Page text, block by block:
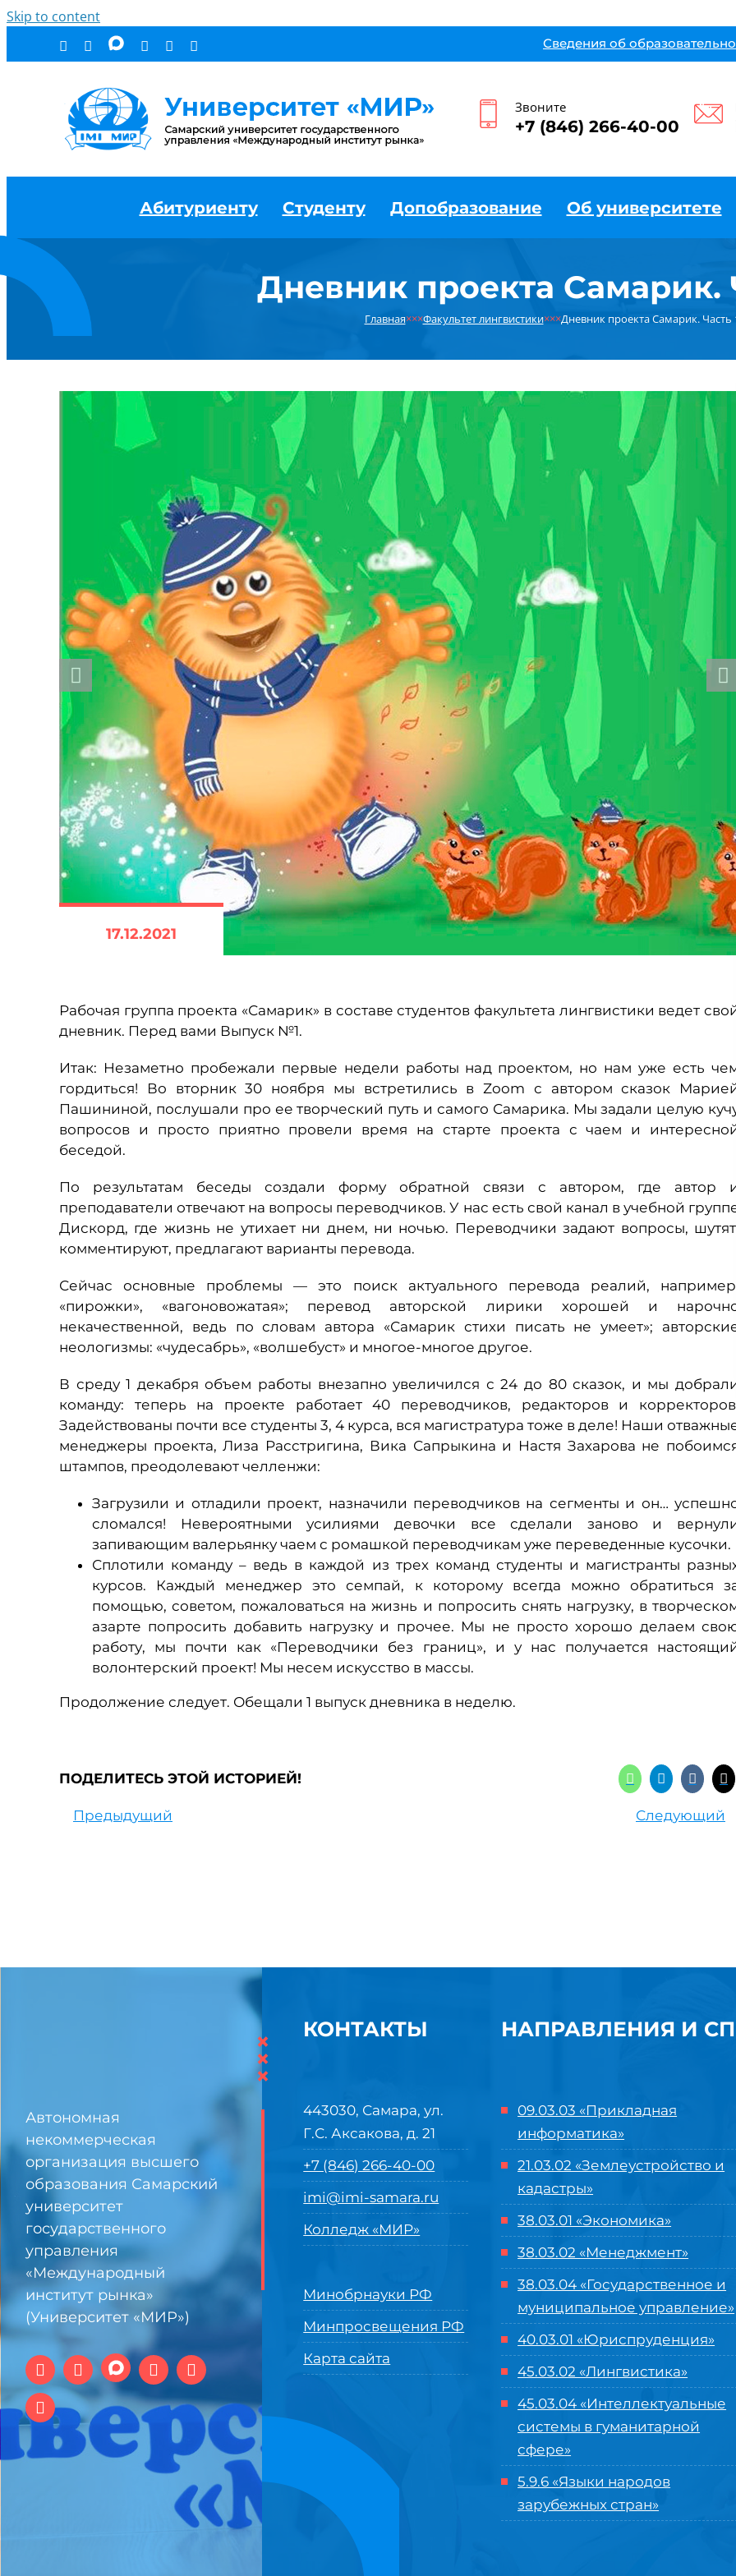
Skip to content
Сведения об
Звоните
+7 (846) 266-40-00
Абитуриенту Студенту Допобразование Об университете
Дневник проекта Самарик.
Главная×××Факультет лингвистики×××Дневник проекта Самарик. Часть
17.12.2021
Рабочая группа проекта «Самарик» в составе студентов факультета лингвистики ведет
дневник. Перед вами Выпуск №1.
Итак: Незаметно пробежали первые недели работы над проектом, но нам уже есть
гордиться! Во вторник 30 ноября мы встретились в Zoom с автором сказок
Пашининой, послушали про ее творческий путь и самого Самарика. Мы задали целую
вопросов и просто приятно провели время на старте проекта с чаем и
беседой.
По результатам беседы создали форму обратной связи с автором, где автор
преподаватели отвечают на вопросы переводчиков. У нас есть свой канал в учебной
Дискорд, где жизнь не утихает ни днем, ни ночью. Переводчики задают вопросы,
комментируют, предлагают варианты перевода.
Сейчас основные проблемы — это поиск актуального перевода реалий,
«пирожки», «вагоновожатая»; перевод авторской лирики хорошей и
некачественной, ведь по словам автора «Самарик стихи писать не умеет»;
неологизмы: «чудесабрь», «волшебуст» и многое-многое другое.
В среду 1 декабря объем работы внезапно увеличился с 24 до 80 сказок, и мы
команду: теперь на проекте работает 40 переводчиков, редакторов и
Задействованы почти все студенты 3, 4 курса, вся магистратура тоже в деле! Наши
менеджеры проекта, Лиза Расстригина, Вика Сапрыкина и Настя Захарова не
штампов, преодолевают челленжи:
Загрузили и отладили проект, назначили переводчиков на сегменты и он…
сломался! Невероятными усилиями девочки все сделали заново и
запивающим валерьянку чаем с ромашкой переводчикам уже переведенные кусочки.
Сплотили команду – ведь в каждой из трех команд студенты и магистранты
курсов. Каждый менеджер это семпай, к которому всегда можно обратиться
помощью, советом, пожаловаться на жизнь и попросить снять нагрузку, в
азарте попросить добавить нагрузку и прочее. Мы не просто хорошо делаем
работу, мы почти как «Переводчики без границ», и у нас получается
волонтерский проект! Мы несем искусство в массы.
Продолжение следует. Обещали 1 выпуск дневника в неделю.
ПОДЕЛИТЕСЬ ЭТОЙ ИСТОРИЕЙ!
Предыдущий Следующий
Автономная
некоммерческая
организация высшего
образования Самарский
университет
государственного
управления
«Международный
институт рынка»
(Университет «МИР»)
×
×
×
КОНТАКТЫ
443030, Самара, ул.
Г.С. Аксакова, д. 21
+7 (846) 266-40-00
imi@imi-samara.ru
Колледж «МИР»
Минобрнауки РФ
Минпросвещения РФ
Карта сайта
НАПРАВЛЕНИЯ И
09.03.03 «Прикладная
информатика»
21.03.02 «Землеустройство и
кадастры»
38.03.01 «Экономика»
38.03.02 «Менеджмент»
38.03.04 «Государственное и
муниципальное управление»
40.03.01 «Юриспруденция»
45.03.02 «Лингвистика»
45.03.04 «Интеллектуальные
системы в гуманитарной
сфере»
5.9.6 «Языки народов
зарубежных стран»